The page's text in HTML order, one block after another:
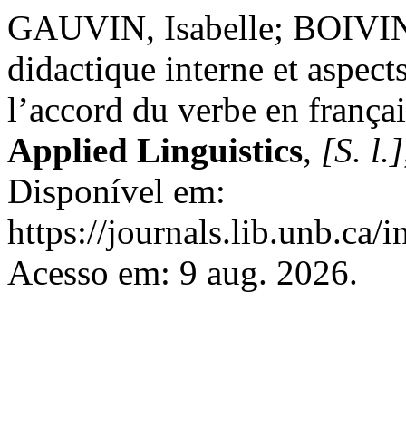
GAUVIN, Isabelle;
didactique interne et
l’accord du verbe en
Applied Linguistics, [S. l.]
Disponível em:
https://journals.lib.unb.ca/
Acesso em: 9 aug. 2026.